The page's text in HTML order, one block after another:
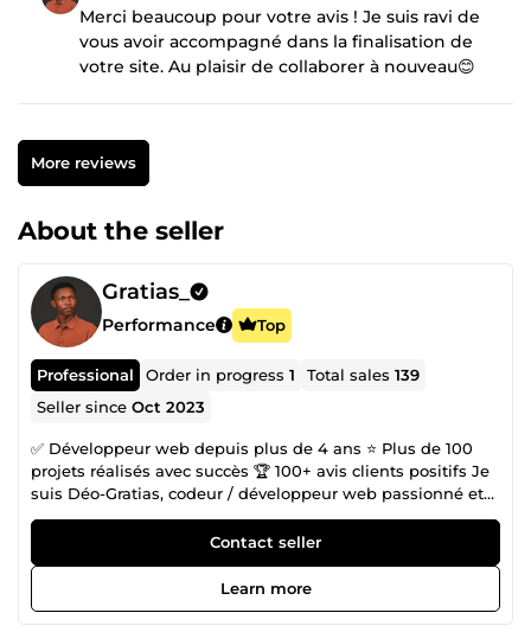
Merci beaucoup pour votre avis ! Je suis ravi de
vous avoir accompagné dans la finalisation de
votre site. Au plaisir de collaborer à nouveau😊
More reviews
About the seller
Gratias_
Performance Top
Professional Order in progress1 Total sales139
Seller sinceOct 2023
✅ Développeur web depuis plus de 4 ans ⭐ Plus de 100
projets réalisés avec succès 🏆 100+ avis clients positifs Je
suis Déo-Gratias, codeur / développeur web passionné et
spécialisé dans la création de sites performants et leur
référencement SEO. Mon objectif est de transformer vos
idées en solutions concrètes, efficaces et durables. Mes
compétences : ✅ Création de sites web optimisés (vitrine,
e-commerce), ✅ Refonte de sites web optimisés (vitrine, e-
Contact seller
Learn more